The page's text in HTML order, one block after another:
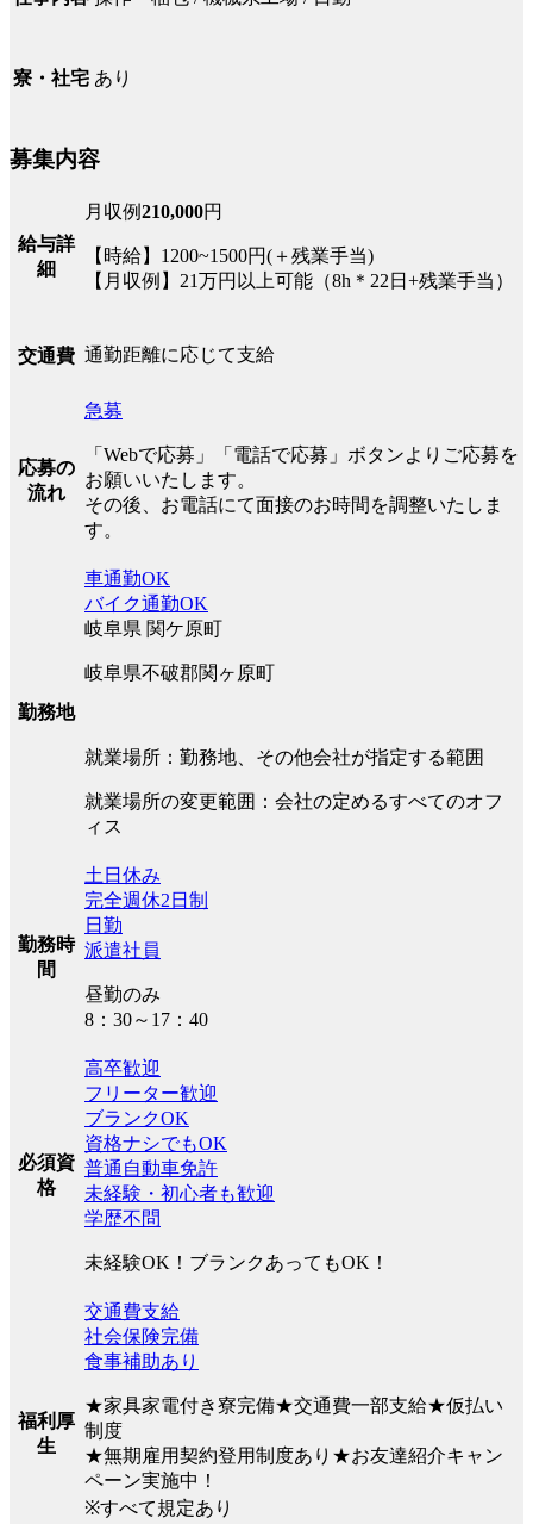
寮・社宅 あり
募集内容
給与詳
細
月収例210,000円
【時給】1200~1500円(＋残業手当)
【月収例】21万円以上可能（8h＊22日+残業手当）
交通費 通勤距離に応じて支給
応募の
流れ
急募
「Webで応募」「電話で応募」ボタンよりご応募を
お願いいたします。
その後、お電話にて面接のお時間を調整いたしま
す。
勤務地
車通勤OK
バイク通勤OK
岐阜県 関ケ原町
岐阜県不破郡関ヶ原町
就業場所：勤務地、その他会社が指定する範囲
就業場所の変更範囲：会社の定めるすべてのオフ
ィス
勤務時
間
土日休み
完全週休2日制
日勤
派遣社員
昼勤のみ
8：30～17：40
必須資
格
高卒歓迎
フリーター歓迎
ブランクOK
資格ナシでもOK
普通自動車免許
未経験・初心者も歓迎
学歴不問
未経験OK！ブランクあってもOK！
福利厚
生
交通費支給
社会保険完備
食事補助あり
★家具家電付き寮完備★交通費一部支給★仮払い
制度
★無期雇用契約登用制度あり★お友達紹介キャン
ペーン実施中！
※すべて規定あり